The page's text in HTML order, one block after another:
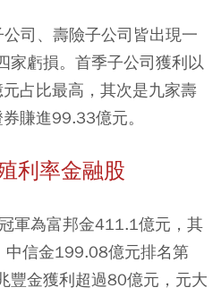
司、壽險子公司皆出現一
家虧損。首季子公司獲利以
占比最高，其次是九家壽
賺進99.33億元。
利率金融股
軍為富邦金411.1億元，其
信金199.08億元排名第
豐金獲利超過80億元，元大